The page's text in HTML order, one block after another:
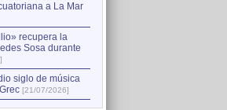
a La Mar
recupera la
Sosa durante
siglo de música
[21/07/2026]